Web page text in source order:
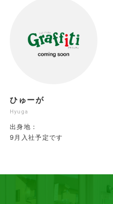
ひゅーが
Hyuga
出身地：
9月入社予定です